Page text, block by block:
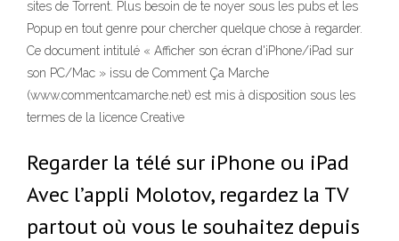
sites de Torrent. Plus besoin de te noyer sous les pubs et les
Popup en tout genre pour chercher quelque chose à regarder.
Ce document intitulé « Afficher son écran d'iPhone/iPad sur
son PC/Mac » issu de Comment Ça Marche
(www.commentcamarche.net) est mis à disposition sous les
termes de la licence Creative
Regarder la télé sur iPhone ou iPad
Avec l’appli Molotov, regardez la TV
partout où vous le souhaitez depuis